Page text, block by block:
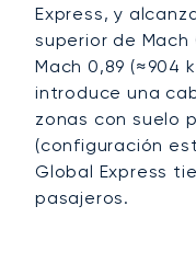
Express, y
superior de Mach
Mach 0,89 (≈904
introduce una
zonas con suelo
(configuración
Global Express
pasajeros.